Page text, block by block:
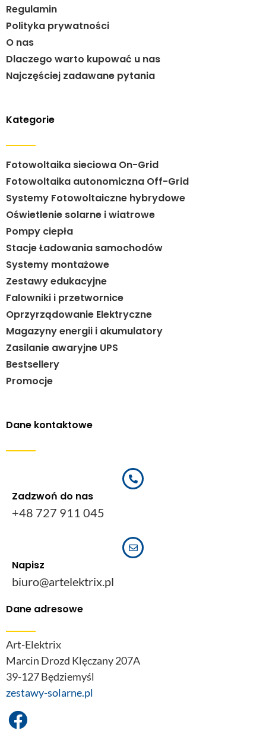
Regulamin
Polityka prywatności
O nas
Dlaczego warto kupować u nas
Najczęściej zadawane pytania
Kategorie
Fotowoltaika sieciowa On-Grid
Fotowoltaika autonomiczna Off-Grid
Systemy Fotowoltaiczne hybrydowe
Oświetlenie solarne i wiatrowe
Pompy ciepła
Stacje Ładowania samochodów
Systemy montażowe
Zestawy edukacyjne
Falowniki i przetwornice
Oprzyrządowanie Elektryczne
Magazyny energii i akumulatory
Zasilanie awaryjne UPS
Bestsellery
Promocje
Dane kontaktowe
Zadzwoń do nas
+48 727 911 045
Napisz
biuro@artelektrix.pl
Dane adresowe
Art-Elektrix
Marcin Drozd Klęczany 207A
39-127 Będziemyśl
zestawy-solarne.pl